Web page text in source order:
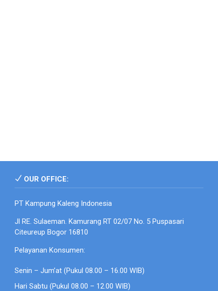
OUR OFFICE:
PT Kampung Kaleng Indonesia
Jl RE. Sulaeman. Kamurang RT 02/07 No. 5 Puspasari
Citeureup Bogor 16810
Pelayanan Konsumen:
Senin – Jum’at (Pukul 08.00 – 16.00 WIB)
Hari Sabtu (Pukul 08.00 – 12.00 WIB)